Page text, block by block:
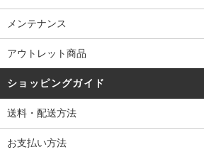
メンテナンス
アウトレット商品
ショッピングガイド
送料・配送方法
お支払い方法